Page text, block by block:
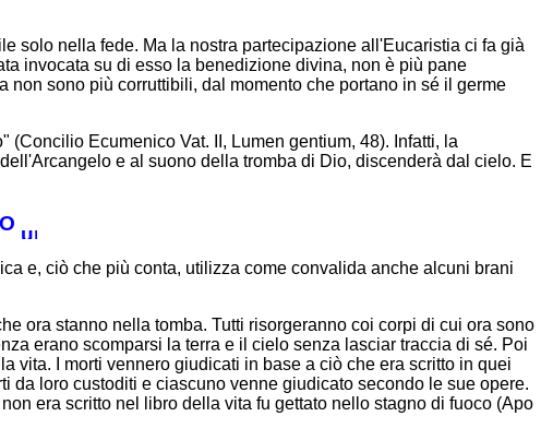
solo nella fede. Ma la nostra partecipazione all'Eucaristia ci fa già
invocata su di esso la benedizione divina, non è più pane
sono più corruttibili, dal momento che portano in sé il germe
Ecumenico Vat. II, Lumen gentium, 48). Infatti, la
e al suono della tromba di Dio, discenderà dal cielo. E
e, ciò che più conta, utilizza come convalida anche alcuni brani
ora stanno nella tomba. Tutti risorgeranno coi corpi di cui ora sono
erano scomparsi la terra e il cielo senza lasciar traccia di sé. Poi
vita. I morti vennero giudicati in base a ciò che era scritto in quei
da loro custoditi e ciascuno venne giudicato secondo le sue opere.
era scritto nel libro della vita fu gettato nello stagno di fuoco (Apo